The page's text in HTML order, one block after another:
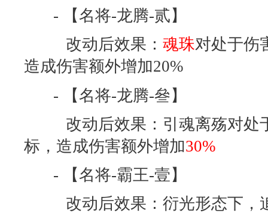
- 【名将-龙腾-贰】
改动后效果： 魂珠对处于伤
造成伤害额外增加20%
- 【名将-龙腾-叄】
改动后效果：引魂离殇对处
标，造成伤害额外增加30%
- 【名将-霸王-壹】
改动后效果：衍光形态下，